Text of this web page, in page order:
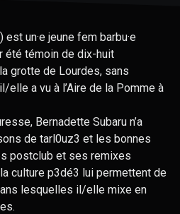
un·e jeune fem barbu·e
été témoin de dix-huit
grotte de Lourdes, sans
elle a vu à l’Aire de la Pomme à
Bernadette Subaru n’a
de tarl0uz3 et les bonnes
postclub et ses remixes
culture p3dé3 lui permettent de
lesquelles il/elle mixe en